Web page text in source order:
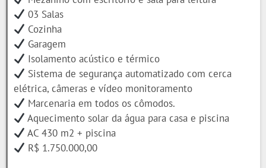
03 Salas
Cozinha
Garagem
Isolamento acústico e térmico
Sistema de segurança automatizado com cerca
elétrica, câmeras e vídeo monitoramento
Marcenaria em todos os cômodos.
Aquecimento solar da água para casa e piscina
AC 430 m2 + piscina
R$ 1.750.000,00